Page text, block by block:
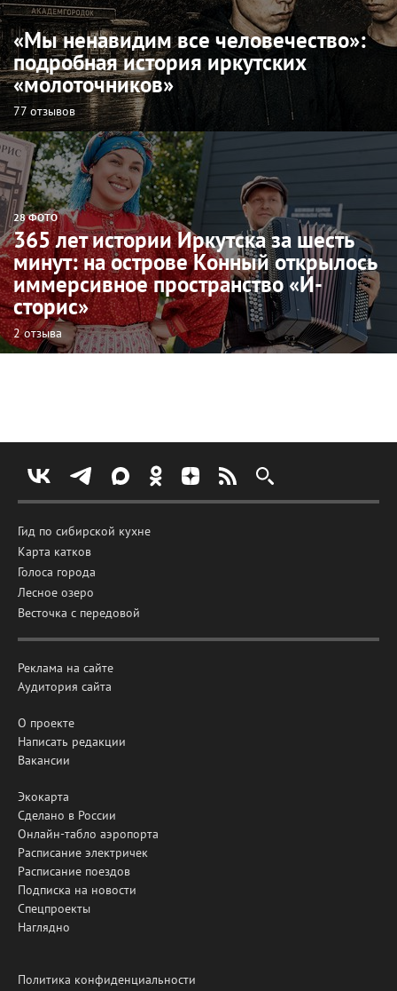
«Мы ненавидим все человечество»:
подробная история иркутских
«молоточников»
77 отзывов
28 ФОТО
365 лет истории Иркутска за шесть
минут: на острове Конный открылось
иммерсивное пространство «И-
сторис»
2 отзыва
Гид по сибирской кухне
Карта катков
Голоса города
Лесное озеро
Весточка с передовой
Реклама на сайте
Аудитория сайта
О проекте
Написать редакции
Вакансии
Экокарта
Сделано в России
Онлайн-табло аэропорта
Расписание электричек
Расписание поездов
Подписка на новости
Спецпроекты
Наглядно
Политика конфиденциальности